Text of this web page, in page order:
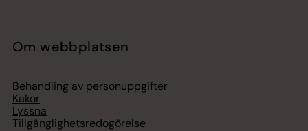
Om webbplatsen
Behandling av personuppgifter
Kakor
Lyssna
Tillgänglighetsredogörelse